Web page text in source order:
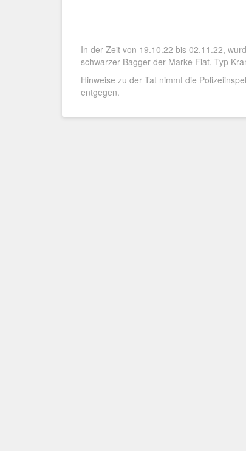
In der Zeit von 19.10.22 bis 02.11.22,
schwarzer Bagger der Marke Fiat, Typ
Hinweise zu der Tat nimmt die
entgegen.